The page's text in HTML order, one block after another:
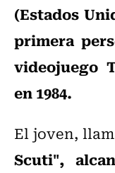
(Estados
primera
videojuego
en 1984.
El joven,
Scuti",